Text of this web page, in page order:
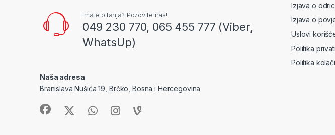
Imate pitanja? Pozovite nas!
049 230 770, 065 455 777 (Viber,
WhatsUp)
Naša adresa
Branislava Nušića 19, Brčko, Bosna i Hercegovina
Izjava o
Izjava o
Uslovi
Politika
Politika